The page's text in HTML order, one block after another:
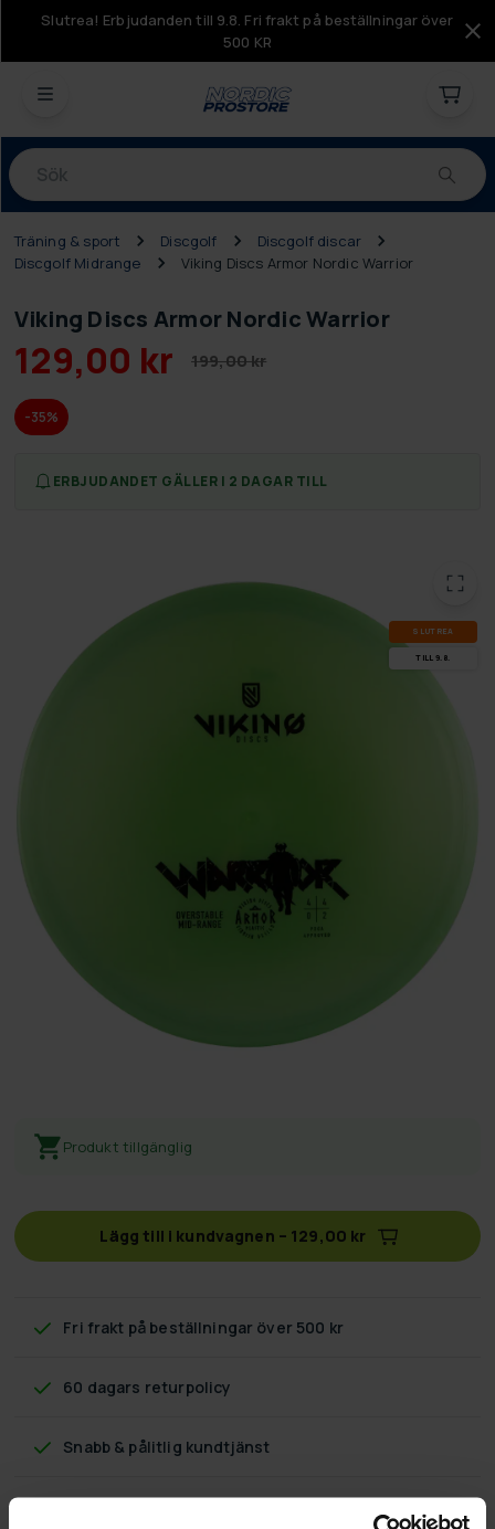
Slutrea! Erbjudanden till 9.8. Fri frakt på beställningar över
500 KR
Produkter
Träning & sport Discgolf
Discgolf discar
Discgolf Midrange
Viking Discs Armor Nordic Warrior
Viking Discs Armor Nordic Warrior
129,00 kr 199,00 kr
-35%
ERBJUDANDET GÄLLER I 2 DAGAR TILL
SLUT­REA
TILL 9.8.
Produkt tillgänglig
Lägg till i kundvagnen – 129,00 kr
Fri frakt på beställningar över 500 kr
60 dagars returpolicy
Snabb & pålitlig kundtjänst